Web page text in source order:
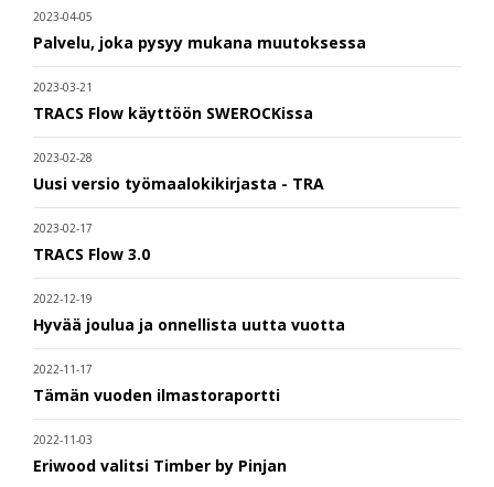
2023-04-05
Palvelu, joka pysyy mukana muutoksessa
2023-03-21
TRACS Flow käyttöön SWEROCKissa
2023-02-28
Uusi versio työmaalokikirjasta - TRA
2023-02-17
TRACS Flow 3.0
2022-12-19
Hyvää joulua ja onnellista uutta vuotta
2022-11-17
Tämän vuoden ilmastoraportti
2022-11-03
Eriwood valitsi Timber by Pinjan